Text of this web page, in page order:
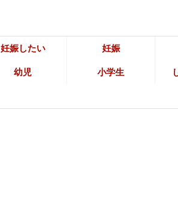
妊娠したい 妊娠
幼児 小学生